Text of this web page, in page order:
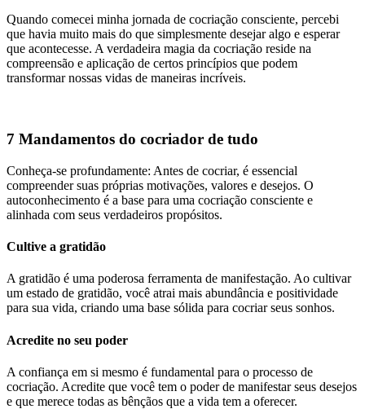
Quando comecei minha jornada de cocriação consciente, percebi
que havia muito mais do que simplesmente desejar algo e esperar
que acontecesse. A verdadeira magia da cocriação reside na
compreensão e aplicação de certos princípios que podem
transformar nossas vidas de maneiras incríveis.
7 Mandamentos do cocriador de tudo
Conheça-se profundamente: Antes de cocriar, é essencial
compreender suas próprias motivações, valores e desejos. O
autoconhecimento é a base para uma cocriação consciente e
alinhada com seus verdadeiros propósitos.
Cultive a gratidão
A gratidão é uma poderosa ferramenta de manifestação. Ao cultivar
um estado de gratidão, você atrai mais abundância e positividade
para sua vida, criando uma base sólida para cocriar seus sonhos.
Acredite no seu poder
A confiança em si mesmo é fundamental para o processo de
cocriação. Acredite que você tem o poder de manifestar seus desejos
e que merece todas as bênçãos que a vida tem a oferecer.